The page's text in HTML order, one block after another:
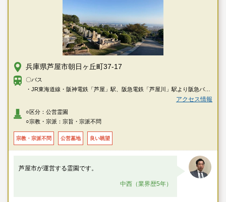
兵庫県芦屋市朝日ヶ丘町37-17
〇バス
・JR東海道線・阪神電鉄「芦屋」駅、阪急電鉄「芦屋川」駅より阪急バス
アクセス情報
○区分：公営霊園
○宗教・宗派：宗旨・宗派不問
宗教・宗派不問 公営墓地 良い眺望
芦屋市が運営する霊園です。
中西（業界歴5年）